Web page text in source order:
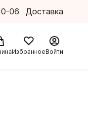
06 Доставка
ИзбранноеВойти